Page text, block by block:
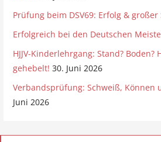
Prüfung beim DSV69: Erfolg & großer
Erfolgreich bei den Deutschen
HJJV-Kinderlehrgang: Stand?
gehebelt! 30. Juni 2026
Verbandsprüfung: Schweiß, Können
Juni 2026